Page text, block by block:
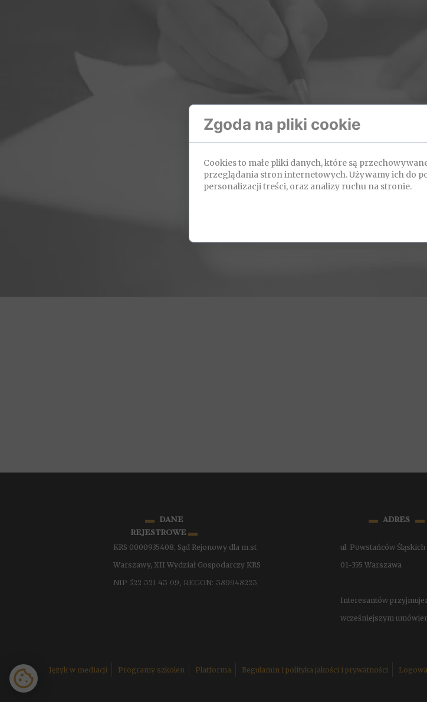
Linki do zajęć znajdziesz na
szkolenia.
▬ dane
rejestrowe ▬
▬ adres ▬
ul. Powstańców Śląskich
01-355 Warszawa
Interesantów
wcześniejszym
Język w mediacji Programy szkolen Platforma Regulamin i polityka jakości i prywatności
KRS 0000935408, Sąd Rejonowy dla m.st
Warszawy, XII Wydział Gospodarczy KRS
NIP 522 321 43 09, REGON: 389948223
Zgoda na pliki cookie
Cookies to małe pliki danych, które są
przeglądania stron internetowych. Używamy ich do
personalizacji treści, oraz analizy ruchu na stronie.